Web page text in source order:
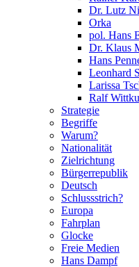
Dr. Lutz
Orka
pol. Hans
Dr. Klaus
Hans
Leonhard
Larissa
Ralf
Strategie
Begriffe
Warum?
Nationalität
Zielrichtung
Bürgerrepublik
Deutsch
Schlussstrich?
Europa
Fahrplan
Glocke
Freie Medien
Hans Dampf